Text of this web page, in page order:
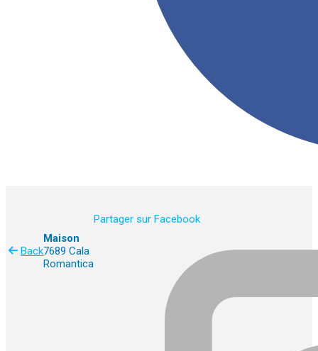
Back
Maison
7689 Cala
Romantica
Partager sur Facebook